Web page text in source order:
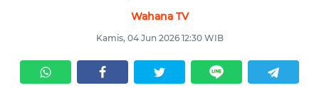
Wahana TV
Kamis, 04 Jun 2026 12:30 WIB
KAMI